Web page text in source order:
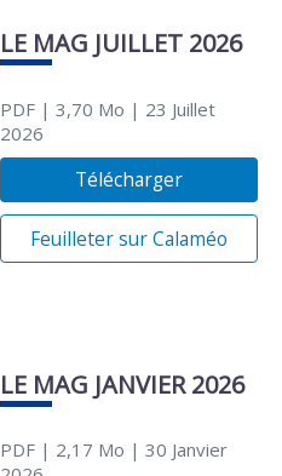
LE MAG JUILLET 2026
PDF| 3,70 Mo | 23 Juillet
2026
Télécharger
Feuilleter sur Calaméo
LE MAG JANVIER 2026
PDF| 2,17 Mo | 30 Janvier